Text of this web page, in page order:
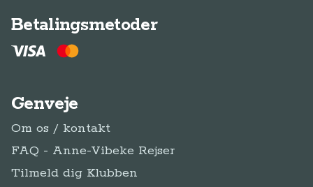
Betalingsmetoder
Genveje
Om os / kontakt
FAQ - Anne-Vibeke Rejser
Tilmeld dig Klubben